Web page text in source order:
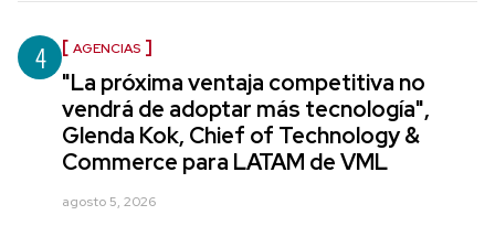
4 AGENCIAS
"La próxima ventaja competitiva no
vendrá de adoptar más tecnología",
Glenda Kok, Chief of Technology &
Commerce para LATAM de VML
agosto 5, 2026